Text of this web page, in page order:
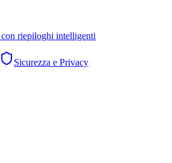
riepiloghi intelligenti
Sicurezza e Privacy